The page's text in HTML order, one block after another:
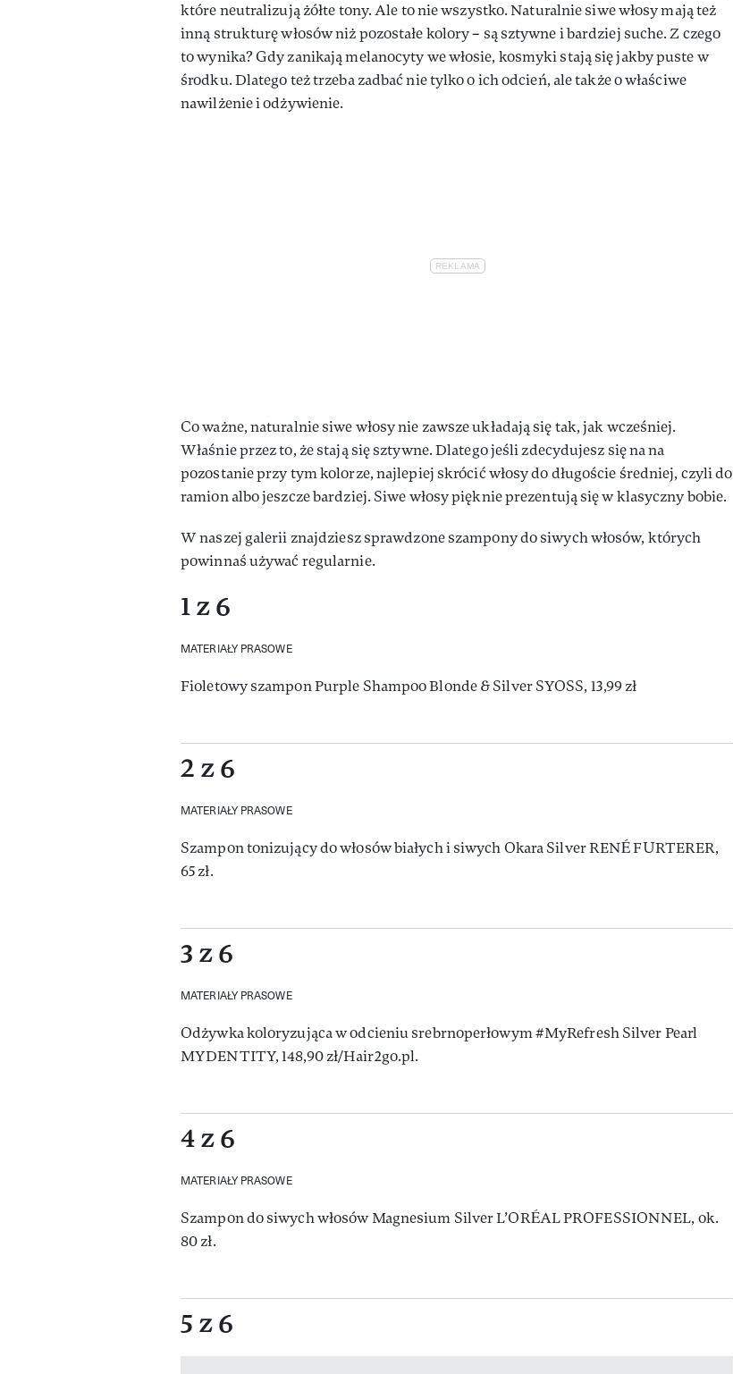
które neutralizują żółte tony. Ale to nie wszystko. Naturalnie siwe włosy mają też
inną strukturę włosów niż pozostałe kolory – są sztywne i bardziej suche. Z czego
to wynika? Gdy zanikają melanocyty we włosie, kosmyki stają się jakby puste w
środku. Dlatego też trzeba zadbać nie tylko o ich odcień, ale także o właściwe
nawilżenie i odżywienie.
Co ważne, naturalnie siwe włosy nie zawsze układają się tak, jak wcześniej.
Właśnie przez to, że stają się sztywne. Dlatego jeśli zdecydujesz się na na
pozostanie przy tym kolorze, najlepiej skrócić włosy do długoście średniej, czyli do
ramion albo jeszcze bardziej. Siwe włosy pięknie prezentują się w klasyczny bobie.
W naszej galerii znajdziesz sprawdzone szampony do siwych włosów, których
powinnaś używać regularnie.
1 z 6
MATERIAŁY PRASOWE
Fioletowy szampon Purple Shampoo Blonde & Silver SYOSS, 13,99 zł
2 z 6
MATERIAŁY PRASOWE
Szampon tonizujący do włosów białych i siwych Okara Silver RENÉ FURTERER,
65 zł.
3 z 6
MATERIAŁY PRASOWE
Odżywka koloryzująca w odcieniu srebrnoperłowym #MyRefresh Silver Pearl
MYDENTITY, 148,90 zł/Hair2go.pl.
4 z 6
MATERIAŁY PRASOWE
Szampon do siwych włosów Magnesium Silver L’ORÉAL PROFESSIONNEL, ok.
80 zł.
5 z 6